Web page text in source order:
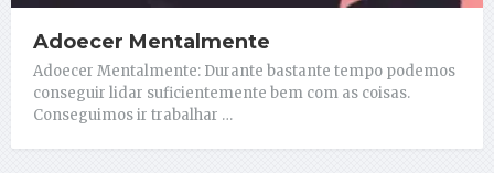
Adoecer Mentalmente
Adoecer Mentalmente: Durante bastante tempo podemos
conseguir lidar suficientemente bem com as coisas.
Conseguimos ir trabalhar …